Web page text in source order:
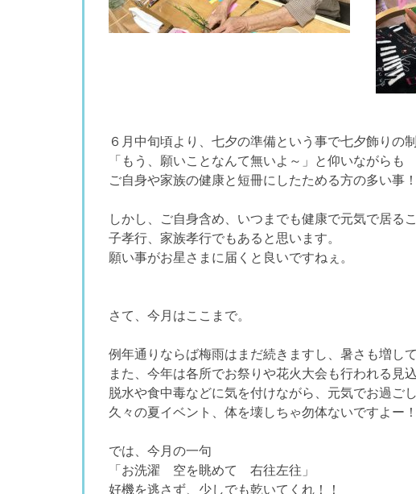
６月中旬頃より、七夕の準備という事で七夕飾りの
「もう、願いことなんて無いよ～」と仰いながらも
ご自身や家族の健康と短冊にしたためる方の多い事！
しかし、ご自身含め、いつまでも健康で元気で居るこ
子孝行、家族孝行でもあると思います。
願い事がお星さまに届くと良いですねぇ。
さて、今月はここまで。
例年通りならば梅雨はまだ続きますし、暑さも増し
また、今年は各所でお祭りや花火大会も行われる見
脱水や食中毒などに気を付けながら、元気でお過ごし
久々の夏イベント、体を壊しちゃ勿体ないですよー！
では、今月の一句
「お洗濯 空を眺めて 右往左往」
好機を逃さず、少しでも乾いてくれ！！